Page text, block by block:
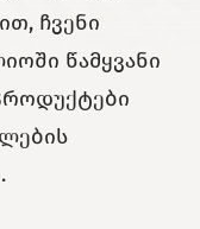
ჩვენი
წამყვანი